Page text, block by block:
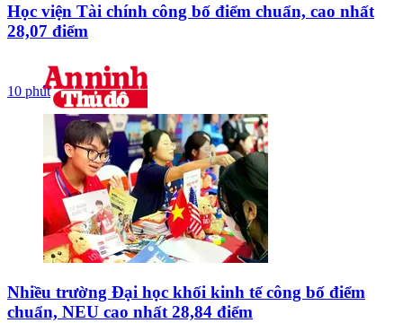
Học viện Tài chính công bố điểm chuẩn, cao nhất
28,07 điểm
10 phút
Nhiều trường Đại học khối kinh tế công bố điểm
chuẩn, NEU cao nhất 28,84 điểm